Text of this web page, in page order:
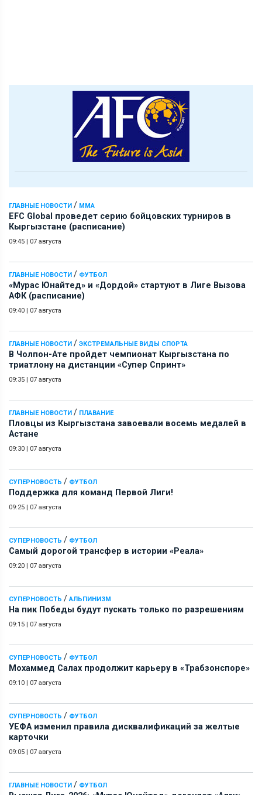
ГЛАВНЫЕ НОВОСТИ / ММА
EFC Global проведет серию бойцовских турниров в
Кыргызстане (расписание)
09:45 | 07 августа
ГЛАВНЫЕ НОВОСТИ / ФУТБОЛ
«Мурас Юнайтед» и «Дордой» стартуют в Лиге Вызова
АФК (расписание)
09:40 | 07 августа
ГЛАВНЫЕ НОВОСТИ / ЭКСТРЕМАЛЬНЫЕ ВИДЫ СПОРТА
В Чолпон-Ате пройдет чемпионат Кыргызстана по
триатлону на дистанции «Супер Спринт»
09:35 | 07 августа
ГЛАВНЫЕ НОВОСТИ / ПЛАВАНИЕ
Пловцы из Кыргызстана завоевали восемь медалей в
Астане
09:30 | 07 августа
СУПЕРНОВОСТЬ / ФУТБОЛ
Поддержка для команд Первой Лиги!
09:25 | 07 августа
СУПЕРНОВОСТЬ / ФУТБОЛ
Самый дорогой трансфер в истории «Реала»
09:20 | 07 августа
СУПЕРНОВОСТЬ / АЛЬПИНИЗМ
На пик Победы будут пускать только по разрешениям
09:15 | 07 августа
СУПЕРНОВОСТЬ / ФУТБОЛ
Мохаммед Салах продолжит карьеру в «Трабзонспоре»
09:10 | 07 августа
СУПЕРНОВОСТЬ / ФУТБОЛ
УЕФА изменил правила дисквалификаций за желтые
карточки
09:05 | 07 августа
ГЛАВНЫЕ НОВОСТИ / ФУТБОЛ